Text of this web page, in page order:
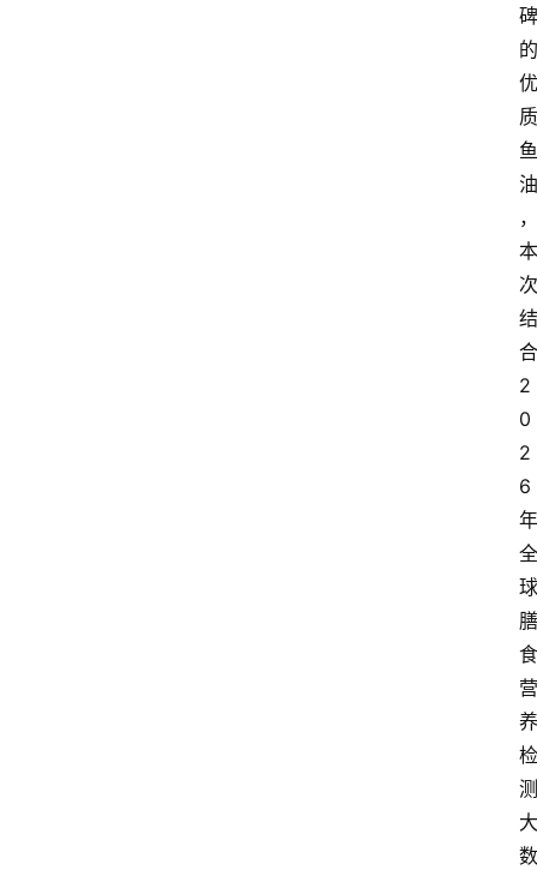
碑
的
优
质
鱼
油
，
本
次
结
合
2
0
2
6
年
全
球
膳
食
营
养
检
测
大
数